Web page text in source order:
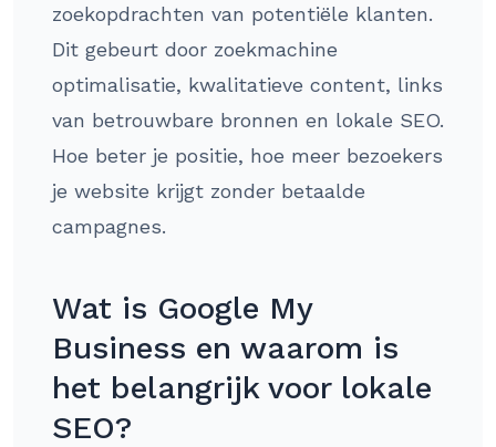
zoekopdrachten van potentiële klanten.
Dit gebeurt door zoekmachine
optimalisatie, kwalitatieve content, links
van betrouwbare bronnen en lokale SEO.
Hoe beter je positie, hoe meer bezoekers
je website krijgt zonder betaalde
campagnes.
Wat is Google My
Business en waarom is
het belangrijk voor lokale
SEO?